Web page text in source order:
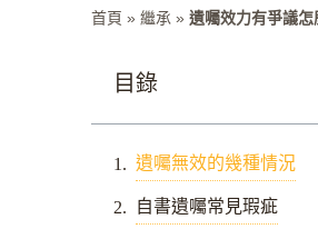
首頁 » 繼承 » 遺囑效力有爭議怎
目錄
遺囑無效的幾種情況
自書遺囑常見瑕疵